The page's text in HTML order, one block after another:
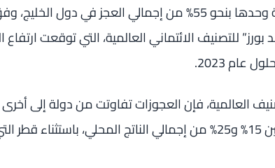
وتستأثر السعودية وحدها بنحو 55% من إجمالي العجز في
بورز” للتصنيف الائتماني العالمية، التي توقعت
العالمية، فإن العجوزات تفاوتت من دولة إلى
الأول، وتراوحت بين 15% و25% من إجمالي الناتج المحلي،